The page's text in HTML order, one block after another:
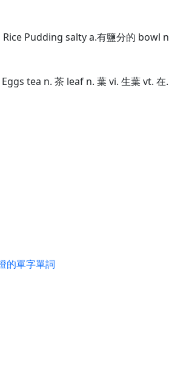
Rice Pudding salty a.有鹽分的 bowl
tea n. 茶 leaf n. 葉 vi. 生葉 vt.
的單字單詞